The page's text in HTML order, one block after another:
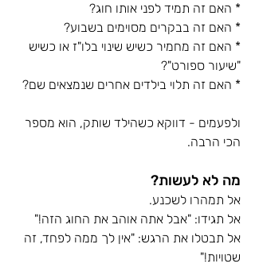
* האם זה תמיד לפני אותו חוג?
* האם זה בבקרים מסוימים בשבוע?
* האם זה מחמיר כשיש שינוי בלו"ז או כשיש
"שיעור ספורט"?
* האם זה תלוי בילדים אחרים שנמצאים שם?
ולפעמים - דווקא כשהילד שותק, הוא מספר
הכי הרבה.
מה לא לעשות?
אל תמהרו לשכנע.
אל תגידו: "אבל אתה אוהב את החוג הזה!"
אל תבטלו את הרגש: "אין לך ממה לפחד, זה
שטויות!"